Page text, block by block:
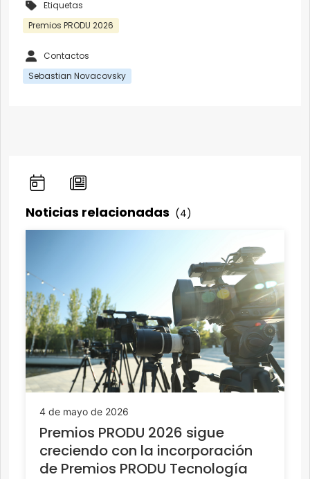
Etiquetas
Premios PRODU 2026
Contactos
Sebastian Novacovsky
Noticias relacionadas (4)
4 de mayo de 2026
Premios PRODU 2026 sigue
creciendo con la incorporación
de Premios PRODU Tecnología